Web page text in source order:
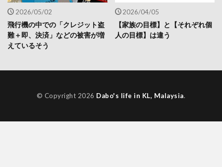
2026/05/02
飛行機の中での「クレジット盗
難＋即、決済」などの被害が増
えているそう
2026/04/05
【家族の目標】と【それぞれ個
人の目標】は違う
© Copyright 2026 Dabo's life in KL, Malaysia.